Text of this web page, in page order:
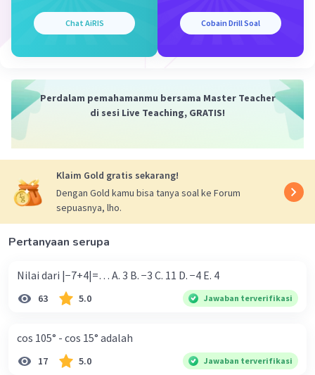
08 Januari 2023 17:36
Iklan
Junian M Level 5
29 November 2023 09:58
positif, jumlah 5 suku pertama deret tersebut adalah ….
Beri Rating Balas
Chat AiRIS Cobain Drill Soal
Perdalam pemahamanmu bersama Master Teacher
di sesi Live Teaching, GRATIS!
Klaim Gold gratis sekarang!
Dengan Gold kamu bisa tanya soal ke Forum
sepuasnya, lho.
Pertanyaan serupa
Nilai dari |−7+4|=… A. 3 B. −3 C. 11 D. −4 E. 4
63 5.0 Jawaban terverifikasi
cos 105° - cos 15° adalah
17 5.0 Jawaban terverifikasi